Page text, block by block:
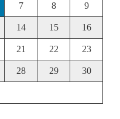
7 8 9
14 15 16
21 22 23
28 29 30